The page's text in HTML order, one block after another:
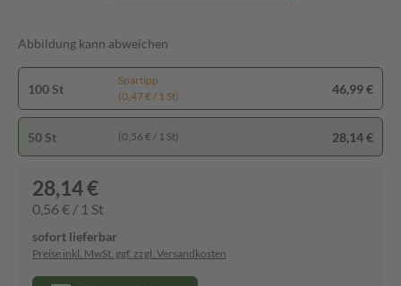
Abbildung kann abweichen
100 St
Spartipp
(0,47 € / 1 St)
46,99 €
50 St (0,56 € / 1 St) 28,14 €
28,14 €
0,56 € / 1 St
sofort lieferbar
Preise inkl. MwSt. ggf. zzgl. Versandkosten